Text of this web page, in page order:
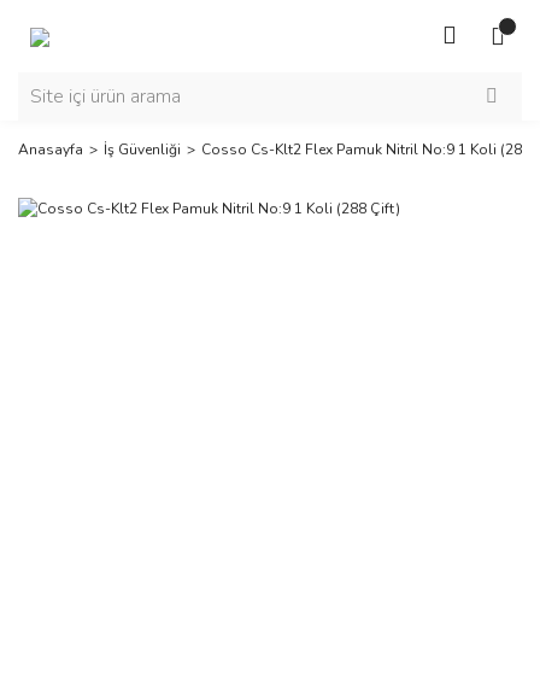
Anasayfa İş Güvenliği Cosso Cs-Klt2 Flex Pamuk Nitril No:9 1 Koli (288